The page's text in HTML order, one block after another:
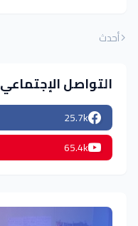
أحدث
التواصل الإجتماعي
25.7k
65.4k